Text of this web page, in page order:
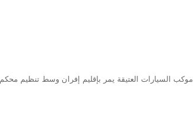
موكب السيارات العتيقة يمر بإقليم إفران وسط تنظيم محكم